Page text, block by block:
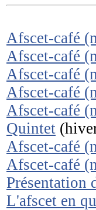
Afscet-café
Afscet-café
Afscet-café
Afscet-café
Afscet-café
Quintet
Afscet-café
Afscet-café
Présentation
L'afscet en